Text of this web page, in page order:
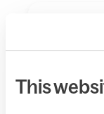
This
의 품질,